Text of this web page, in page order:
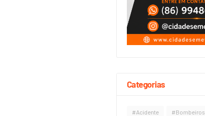
Categorias
#Acidente #Bombeiros